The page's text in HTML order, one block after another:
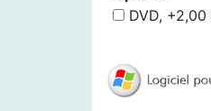
DVD, +2,00